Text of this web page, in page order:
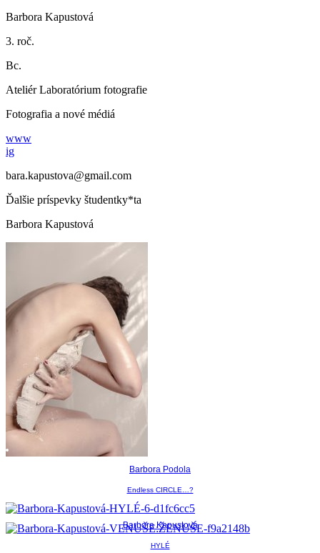
Barbora Kapustová
3. roč.
Bc.
Ateliér Laboratórium fotografie
Fotografia a nové médiá
www
ig
bara.kapustova@gmail.com
Ďalšie príspevky študentky*ta
Barbora Kapustová
Barbora Podola
Endless CIRCLE…?
Barbora Kapustová
HYLÉ